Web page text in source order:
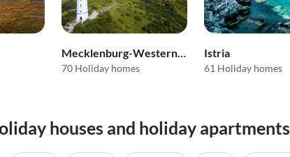
Mecklenburg-Western Pomerania
70 Holiday homes
Istria
61 Holiday homes
houses and holiday